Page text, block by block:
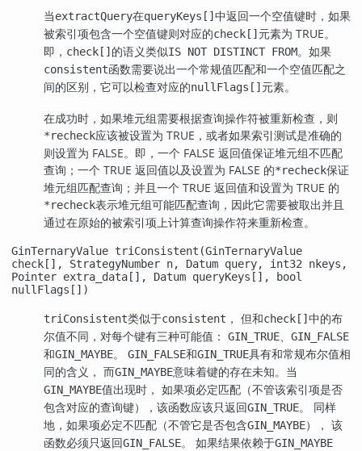
当extractQuery在queryKeys[] 中返回一个空值键时，如果
被索引项包含一个空值键则对应的check[] 元素为 TRUE。
即， check[] 的语义类似IS NOT DISTINCT FROM。如果
consistent函数需要说出一个常规值匹配和一个空值匹配之
间的区别，它可以检查对应的nullFlags[] 元素。
在成功时，如果堆元组需要根据查询操作符被重新检查，则
*recheck应该被设置为 TRUE，或者如果索引测试是准确的
则设置为 FALSE。即，一个 FALSE 返回值保证堆元组不匹配
查询；一个 TRUE 返回值以及设置为 FALSE 的*recheck保证
堆元组匹配查询；并且一个 TRUE 返回值和设置为 TRUE 的
*recheck表示堆元组可能匹配查询，因此它需要被取出并且
通过在原始的被索引项上计算查询操作符来重新检查。
GinTernaryValue triConsistent(GinTernaryValue
check[], StrategyNumber n, Datum query, int32 nkeys,
Pointer extra_data[], Datum queryKeys[], bool
nullFlags[])
triConsistent类似于consistent ， 但和check[] 中的布
尔值不同，对每个键有三种可能值： GIN_TRUE GIN_FALSE
和GIN_MAYBE。 GIN_FALSE和GIN_TRUE具有和常规布尔值相
同的含义， 而GIN_MAYBE意味着键的存在未知。当
GIN_MAYBE值出现时， 如果项必定匹配（不管该索引项是否
包含对应的查询键），该函数应该只返回GIN_TRUE。 同样
地，如果项必定不匹配（不管它是否包含GIN_MAYBE）， 该
函数必须只返回GIN_FALSE。 如果结果依赖于GIN_MAYBE